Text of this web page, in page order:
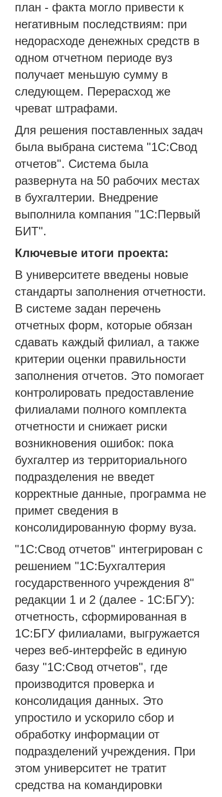
план - факта могло привести к
негативным последствиям: при
недорасходе денежных средств в
одном отчетном периоде вуз
получает меньшую сумму в
следующем. Перерасход же
чреват штрафами.
Для решения поставленных задач
была выбрана система "1С:Свод
отчетов". Система была
развернута на 50 рабочих местах
в бухгалтерии. Внедрение
выполнила компания "1С:Первый
БИТ".
Ключевые итоги проекта:
В университете введены новые
стандарты заполнения отчетности.
В системе задан перечень
отчетных форм, которые обязан
сдавать каждый филиал, а также
критерии оценки правильности
заполнения отчетов. Это помогает
контролировать предоставление
филиалами полного комплекта
отчетности и снижает риски
возникновения ошибок: пока
бухгалтер из территориального
подразделения не введет
корректные данные, программа не
примет сведения в
консолидированную форму вуза.
"1С:Свод отчетов" интегрирован с
решением "1С:Бухгалтерия
государственного учреждения 8"
редакции 1 и 2 (далее - 1С:БГУ):
отчетность, сформированная в
1С:БГУ филиалами, выгружается
через веб-интерфейс в единую
базу "1С:Свод отчетов", где
производится проверка и
консолидация данных. Это
упростило и ускорило сбор и
обработку информации от
подразделений учреждения. При
этом университет не тратит
средства на командировки